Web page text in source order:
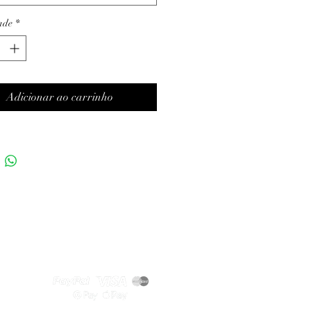
*
Adicionar ao carrinho